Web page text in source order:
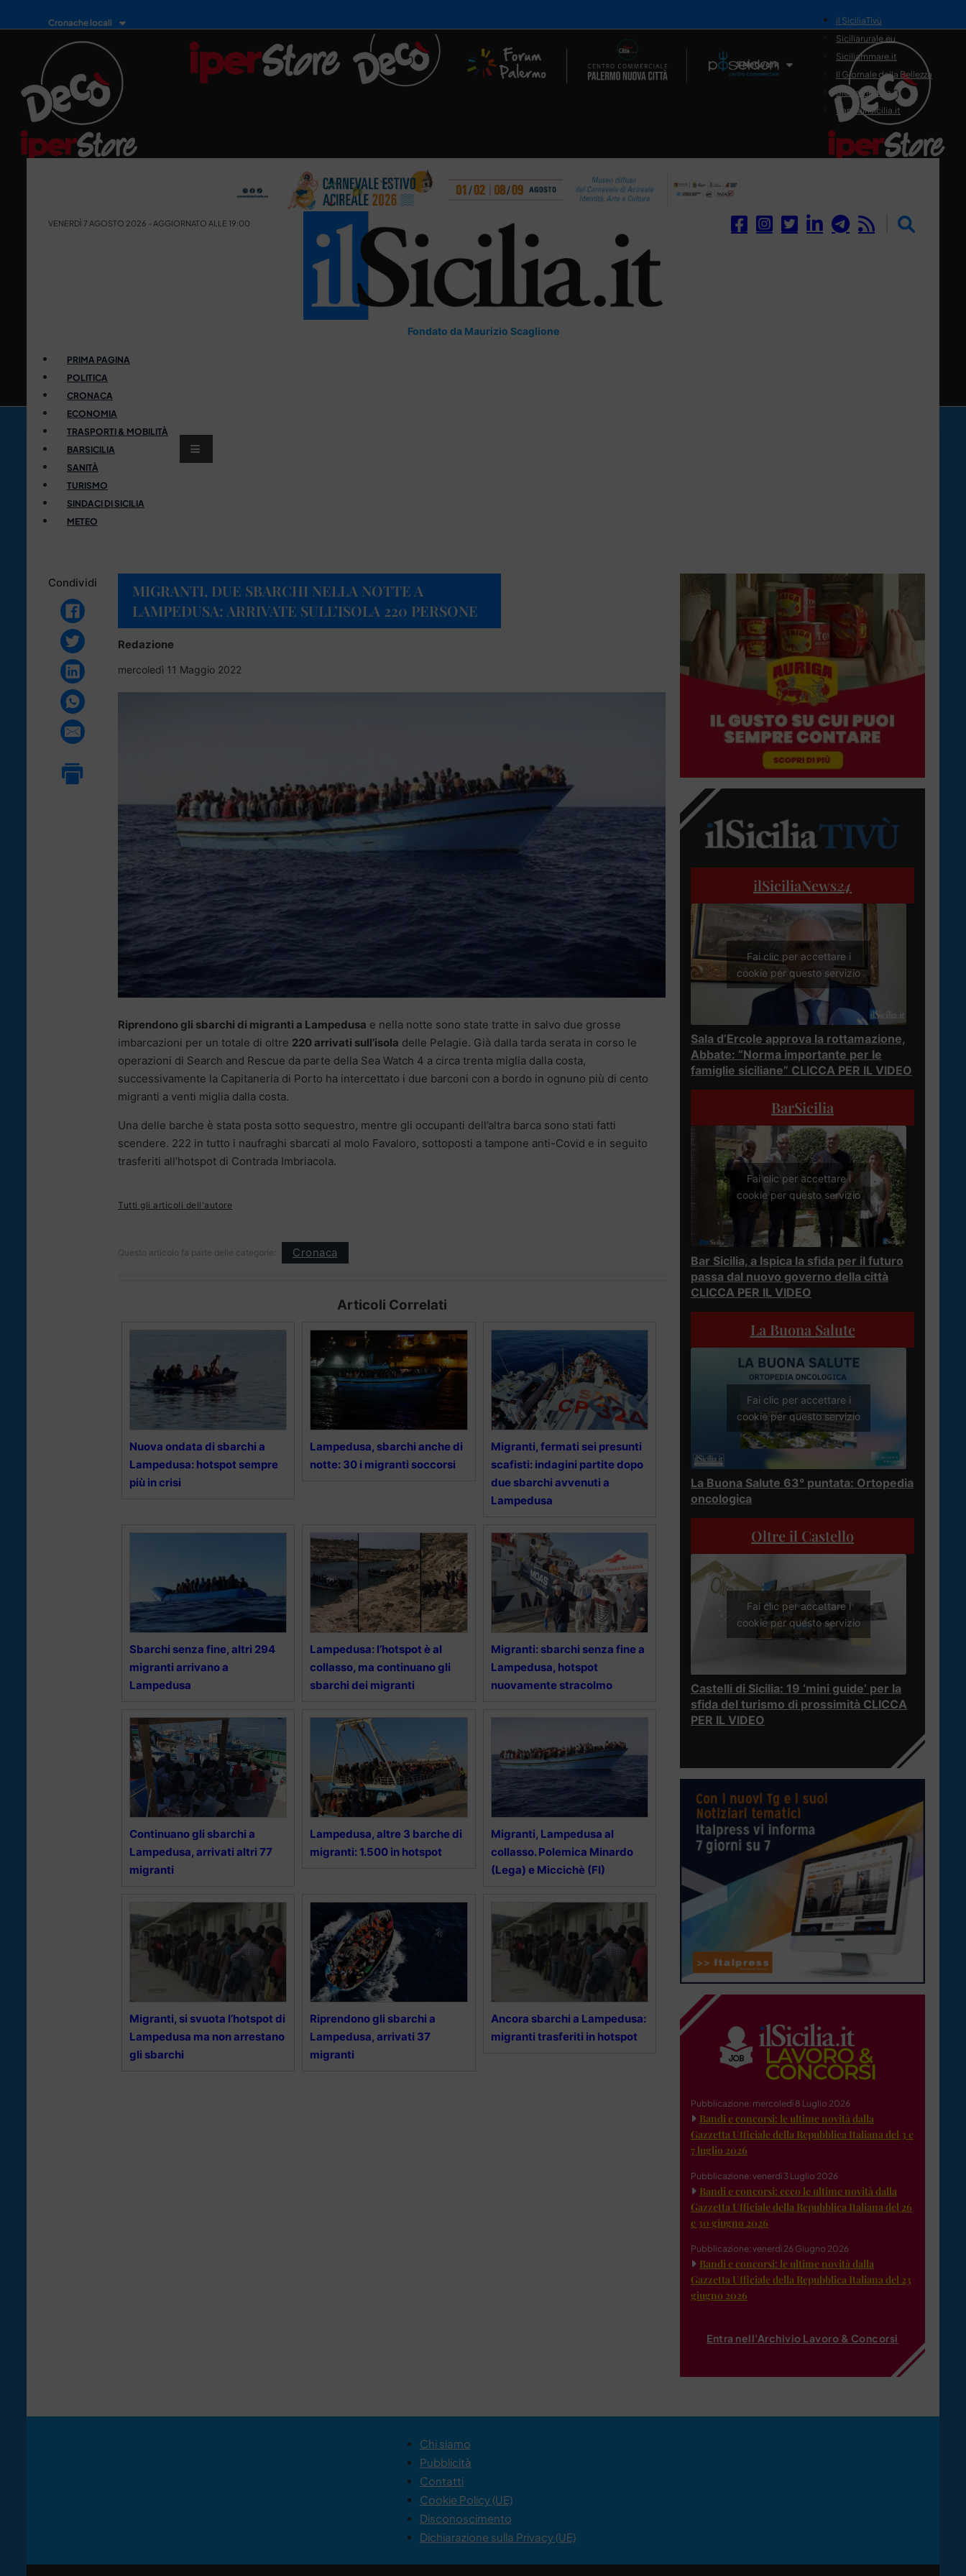
Cronache locali
Il Network
il SiciliaTivù
Siciliarurale.eu
Siciliammare.it
Il Giornale della Bellezza
Siciliamedica.it
Sanitainsicilia.it
VENERDÌ 7 AGOSTO 2026 - AGGIORNATO ALLE 19:00
Fondato da Maurizio Scaglione
PRIMA PAGINA
POLITICA
CRONACA
ECONOMIA
TRASPORTI & MOBILITÀ
BARSICILIA
SANITÀ
TURISMO
SINDACI DI SICILIA
METEO
Condividi
MIGRANTI, DUE SBARCHI NELLA NOTTE A
LAMPEDUSA: ARRIVATE SULL’ISOLA 220 PERSONE
Redazione
mercoledì 11 Maggio 2022
Riprendono gli sbarchi di migranti a Lampedusa e nella notte sono state tratte in salvo due grosse
imbarcazioni per un totale di oltre 220 arrivati sull’isola delle Pelagie. Già dalla tarda serata in corso le
operazioni di Search and Rescue da parte della Sea Watch 4 a circa trenta miglia dalla costa,
successivamente la Capitaneria di Porto ha intercettato i due barconi con a bordo in ognuno più di cento
migranti a venti miglia dalla costa.
Una delle barche è stata posta sotto sequestro, mentre gli occupanti dell’altra barca sono stati fatti
scendere. 222 in tutto i naufraghi sbarcati al molo Favaloro, sottoposti a tampone anti-Covid e in seguito
trasferiti all’hotspot di Contrada Imbriacola.
Tutti gli articoli dell'autore
Questo articolo fa parte delle categorie: Cronaca
Articoli Correlati
Nuova ondata di sbarchi a
Lampedusa: hotspot sempre
più in crisi
Lampedusa, sbarchi anche di
notte: 30 i migranti soccorsi
Migranti, fermati sei presunti
scafisti: indagini partite dopo
due sbarchi avvenuti a
Lampedusa
Sbarchi senza fine, altri 294
migranti arrivano a
Lampedusa
Lampedusa: l’hotspot è al
collasso, ma continuano gli
sbarchi dei migranti
Migranti: sbarchi senza fine a
Lampedusa, hotspot
nuovamente stracolmo
Continuano gli sbarchi a
Lampedusa, arrivati altri 77
migranti
Lampedusa, altre 3 barche di
migranti: 1.500 in hotspot
Migranti, Lampedusa al
collasso. Polemica Minardo
(Lega) e Miccichè (FI)
Migranti, si svuota l’hotspot di
Lampedusa ma non arrestano
gli sbarchi
Riprendono gli sbarchi a
Lampedusa, arrivati 37
migranti
Ancora sbarchi a Lampedusa:
migranti trasferiti in hotspot
ilSiciliaNews24
Fai clic per accettare i
cookie per questo servizio
Sala d’Ercole approva la rottamazione,
Abbate: “Norma importante per le
famiglie siciliane” CLICCA PER IL VIDEO
BarSicilia
Fai clic per accettare i
cookie per questo servizio
Bar Sicilia, a Ispica la sfida per il futuro
passa dal nuovo governo della città
CLICCA PER IL VIDEO
La Buona Salute
Fai clic per accettare i
cookie per questo servizio
La Buona Salute 63° puntata: Ortopedia
oncologica
Oltre il Castello
Fai clic per accettare i
cookie per questo servizio
Castelli di Sicilia: 19 ‘mini guide’ per la
sfida del turismo di prossimità CLICCA
PER IL VIDEO
Pubblicazione: mercoledì 8 Luglio 2026
Bandi e concorsi: le ultime novità dalla
Gazzetta Ufficiale della Repubblica Italiana del 3 e
7 luglio 2026
Pubblicazione: venerdì 3 Luglio 2026
Bandi e concorsi: ecco le ultime novità dalla
Gazzetta Ufficiale della Repubblica Italiana del 26
e 30 giugno 2026
Pubblicazione: venerdì 26 Giugno 2026
Bandi e concorsi: le ultime novità dalla
Gazzetta Ufficiale della Repubblica Italiana del 23
giugno 2026
Entra nell'Archivio Lavoro & Concorsi
Chi siamo
Pubblicità
Contatti
Cookie Policy (UE)
Disconoscimento
Dichiarazione sulla Privacy (UE)